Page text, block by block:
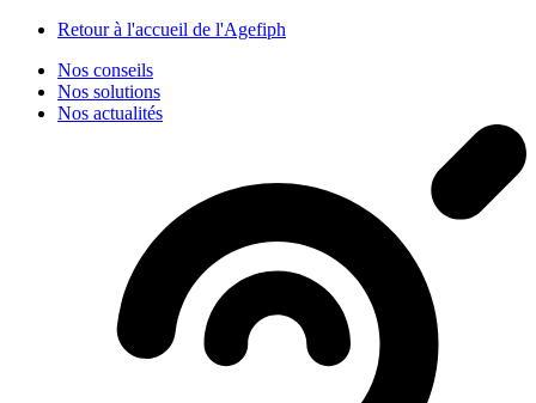
Retour à l'accueil de l'Agefiph
Nos conseils
Nos solutions
Nos actualités